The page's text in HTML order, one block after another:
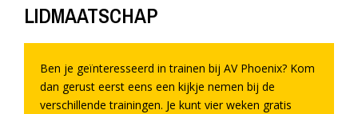
LIDMAATSCHAP
Ben je geïnteresseerd in trainen bij AV Phoenix? Kom
dan gerust eerst eens een kijkje nemen bij de
verschillende trainingen. Je kunt vier weken gratis